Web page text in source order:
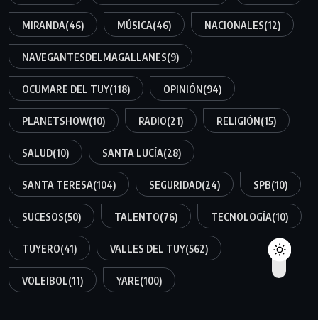
MIRANDA(46) MÚSICA(46) NACIONALES(12)
NAVEGANTESDELMAGALLANES(9)
OCUMARE DEL TUY(118) OPINIÓN(94)
PLANETSHOW(10) RADIO(21) RELIGIÓN(15)
SALUD(10) SANTA LUCÍA(28)
SANTA TERESA(104) SEGURIDAD(24) SPB(10)
SUCESOS(50) TALENTO(76) TECNOLOGÍA(10)
TUYERO(41) VALLES DEL TUY(562)
VOLEIBOL(11) YARE(100)